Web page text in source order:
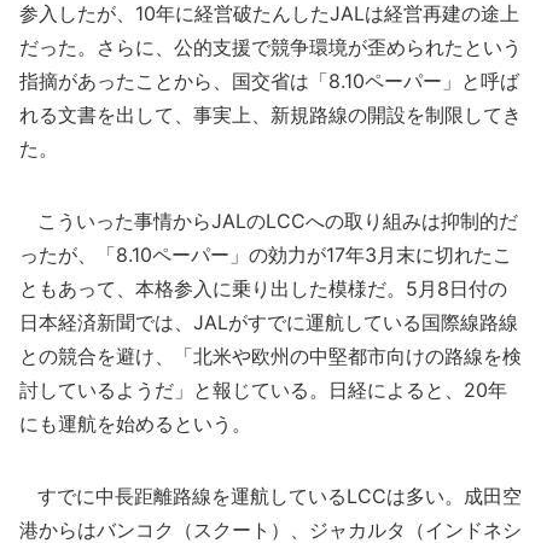
参入したが、10年に経営破たんしたJALは経営再建の途上
だった。さらに、公的支援で競争環境が歪められたという
指摘があったことから、国交省は「8.10ペーパー」と呼ば
れる文書を出して、事実上、新規路線の開設を制限してき
た。
こういった事情からJALのLCCへの取り組みは抑制的だ
ったが、「8.10ペーパー」の効力が17年3月末に切れたこ
ともあって、本格参入に乗り出した模様だ。5月8日付の
日本経済新聞では、JALがすでに運航している国際線路線
との競合を避け、「北米や欧州の中堅都市向けの路線を検
討しているようだ」と報じている。日経によると、20年
にも運航を始めるという。
すでに中長距離路線を運航しているLCCは多い。成田空
港からはバンコク（スクート）、ジャカルタ（インドネシ